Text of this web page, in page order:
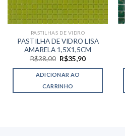
PASTILHAS DE VIDRO
PASTILHA DE VIDRO LISA
AMARELA 1,5X1,5CM
R$38,00 O
preço
original
era:
R$38,00.
R$35,90O
atual
ADICIONAR AO
CARRINHO